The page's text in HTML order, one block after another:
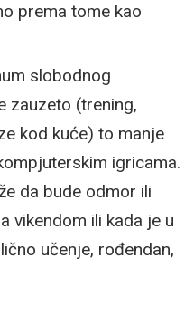
prema tome kao
slobodnog
zauzeto (trening,
kod kuće) to manje
igricama.
da bude odmor ili
vikendom ili kada je u
učenje, rođendan,